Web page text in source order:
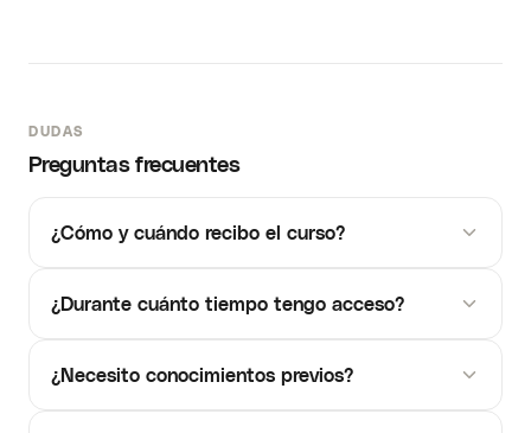
DUDAS
Preguntas frecuentes
¿Cómo y cuándo recibo el curso?
¿Durante cuánto tiempo tengo acceso?
¿Necesito conocimientos previos?